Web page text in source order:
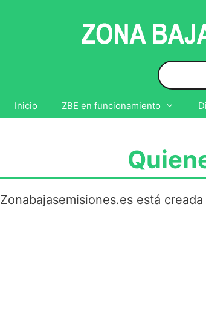
Inicio ZBE en funcionamiento
Zonabajasemisiones.es está